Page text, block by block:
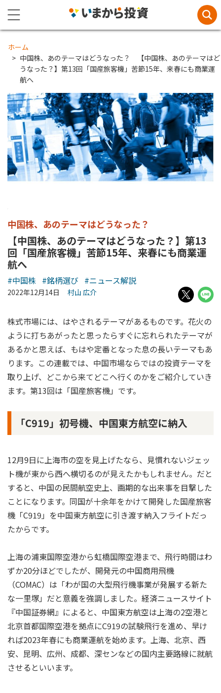
ホーム
中国株、あのテーマはどうなった？ 【中国株、あのテーマはど
うなった？】第13回「国産旅客機」苦節15年、来春にも商業運
航へ
中国株、あのテーマはどうなった？
【中国株、あのテーマはどうなった？】第13
回「国産旅客機」苦節15年、来春にも商業運
航へ
#中国株 #銘柄選び #ニュース解説
2022年12月14日 村山 広介
株式市場には、はやされるテーマがあるものです。花火の
ように打ちあがったと思ったらすぐに忘れられたテーマが
あるかと思えば、もはや定番となった息の長いテーマもあ
ります。この連載では、中国市場ならではの投資テーマを
取り上げ、どこから来てどこへ行くのかをご紹介していき
ます。第13回は「国産旅客機」です。
「C919」初号機、中国東方航空に納入
12月9日に上海市の空を見上げたなら、見慣れないジェッ
ト機が東から西へ横切るのが見えたかもしれません。だと
すると、中国の民間航空史上、画期的な出来事を目撃した
ことになります。同国が十余年をかけて開発した国産旅客
機「C919」を中国東方航空に引き渡す納入フライトだっ
たからです。
上海の浦東国際空港から虹橋国際空港まで、飛行時間はわ
ずか20分ほどでしたが、開発元の中国商用飛機
（COMAC）は「わが国の大型飛行機事業が発展する新た
な一里塚」だと意義を強調しました。経済ニュースサイト
『中国証券網』によると、中国東方航空は上海の2空港と
北京首都国際空港を拠点にC919の試験飛行を進め、早け
れば2023年春にも商業運航を始めます。上海、北京、西
安、昆明、広州、成都、深センなどの国内主要路線に就航
させるといいます。